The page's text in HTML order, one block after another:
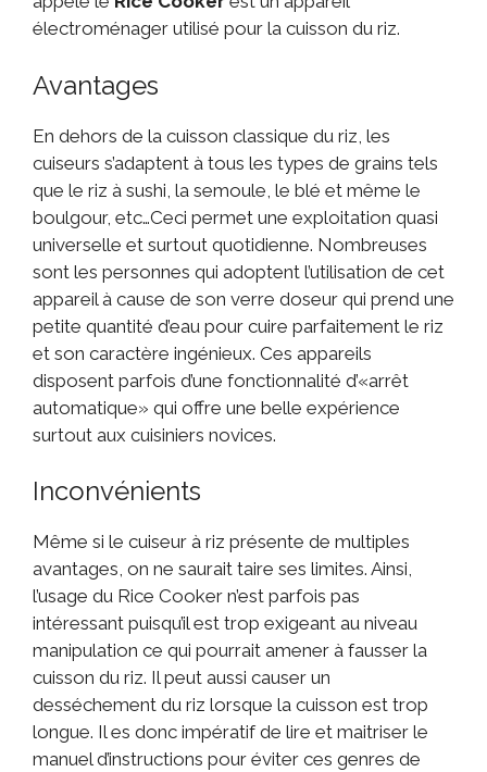
électroménager utilisé pour la cuisson du riz.
Avantages
En dehors de la cuisson classique du riz, les
cuiseurs s’adaptent à tous les types de grains tels
que le riz à sushi, la semoule, le blé et même le
boulgour, etc…Ceci permet une exploitation quasi
universelle et surtout quotidienne. Nombreuses
sont les personnes qui adoptent l’utilisation de cet
appareil à cause de son verre doseur qui prend une
petite quantité d’eau pour cuire parfaitement le riz
et son caractère ingénieux. Ces appareils
disposent parfois d’une fonctionnalité d’«arrêt
automatique» qui offre une belle expérience
surtout aux cuisiniers novices.
Inconvénients
Même si le cuiseur à riz présente de multiples
avantages, on ne saurait taire ses limites. Ainsi,
l’usage du Rice Cooker n’est parfois pas
intéressant puisqu’il est trop exigeant au niveau
manipulation ce qui pourrait amener à fausser la
cuisson du riz. Il peut aussi causer un
desséchement du riz lorsque la cuisson est trop
longue. Il es donc impératif de lire et maitriser le
manuel d’instructions pour éviter ces genres de